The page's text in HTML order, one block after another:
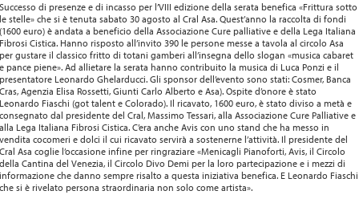
Successo di presenze e di incasso per l’VIII edizione della serata benefica «Frittura sotto
le stelle» che si è tenuta sabato 30 agosto al Cral Asa. Quest’anno la raccolta di fondi
(1600 euro) è andata a beneficio della Associazione Cure palliative e della Lega Italiana
Fibrosi Cistica. Hanno risposto all’invito 390 le persone messe a tavola al circolo Asa
per gustare il classico fritto di totani gamberi all’insegna dello slogan «musica cabaret
e pance piene». Ad allietare la serata hanno contribuito la musica di Luca Ponzi e il
presentatore Leonardo Ghelarducci. Gli sponsor dell’evento sono stati: Cosmer, Banca
Cras, Agenzia Elisa Rossetti, Giunti Carlo Alberto e Asa). Ospite d’onore è stato
Leonardo Fiaschi (got talent e Colorado). Il ricavato, 1600 euro, è stato diviso a metà e
consegnato dal presidente del Cral, Massimo Tessari, alla Associazione Cure Palliative e
alla Lega Italiana Fibrosi Cistica. C’era anche Avis con uno stand che ha messo in
vendita cocomeri e dolci il cui ricavato servirà a sostenerne l’attività. Il presidente del
Cral Asa coglie l’occasione infine per ringraziare «Menicagli Pianoforti, Avis, il Circolo
della Cantina del Venezia, il Circolo Divo Demi per la loro partecipazione e i mezzi di
informazione che danno sempre risalto a questa iniziativa benefica. E Leonardo Fiaschi
che si è rivelato persona straordinaria non solo come artista».